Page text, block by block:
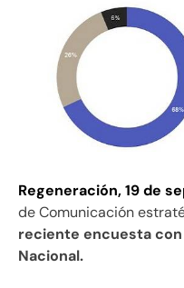
Regeneración, 19 de
de Comunicación
reciente encuesta con
Nacional.